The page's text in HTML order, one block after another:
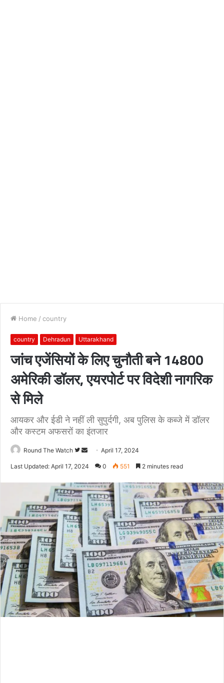
Home / country
country Dehradun Uttarakhand
जांच एजेंसियों के लिए चुनौती बने 14800
अमेरिकी डॉलर, एयरपोर्ट पर विदेशी नागरिक
से मिले
आयकर और ईडी ने नहीं ली सुपुर्दगी, अब पुलिस के कब्जे में डॉलर
और कस्टम अफसरों का इंतजार
Round The Watch
Follow
SendApril 17, 2024
Last Updated: April 17, 2024 0 551 2 minutes read